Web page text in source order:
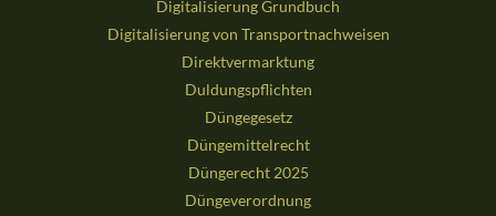
Digitalisierung Grundbuch
Digitalisierung von Transportnachweisen
Direktvermarktung
Duldungspflichten
Düngegesetz
Düngemittelrecht
Düngerecht 2025
Düngeverordnung